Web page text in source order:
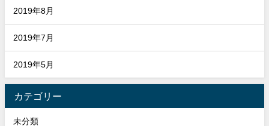
2019年8月
2019年7月
2019年5月
カテゴリー
未分類